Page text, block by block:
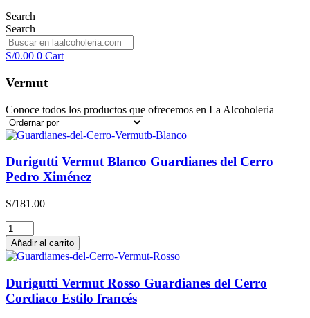
Search
Search
S/0.00 0 Cart
Vermut
Conoce todos los productos que ofrecemos en La Alcoholeria
Durigutti Vermut Blanco Guardianes del Cerro
Pedro Ximénez
S/181.00
Durigutti
Vermut
Blanco
Guardianes
del
Cerro
Pedro
Añadir al carrito
Durigutti Vermut Rosso Guardianes del Cerro
Cordiaco Estilo francés